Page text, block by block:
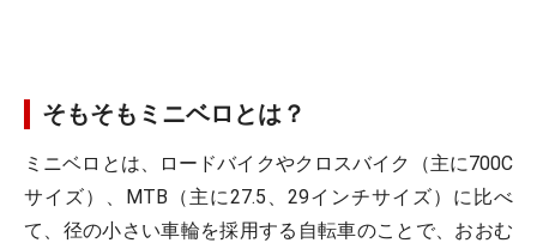
そもそもミニベロとは？
ミニベロとは、ロードバイクやクロスバイク（主に700C
サイズ）、MTB（主に27.5、29インチサイズ）に比べ
て、径の小さい車輪を採用する自転車のことで、おおむ